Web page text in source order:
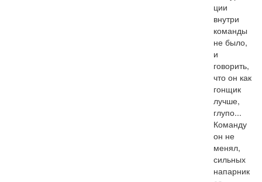
ции
внутри
команды
не было,
и
говорить,
что он как
гонщик
лучше,
глупо...
Команду
он не
менял,
сильных
напарник